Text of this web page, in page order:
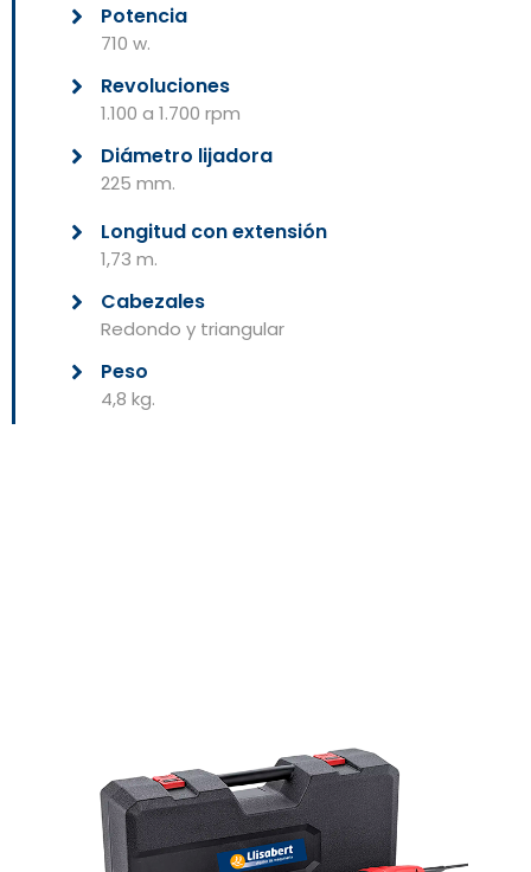
Potencia
710 w.
Revoluciones
1.100 a 1.700 rpm
Diámetro lijadora
225 mm.
Longitud con extensión
1,73 m.
Cabezales
Redondo y triangular
Peso
4,8 kg.